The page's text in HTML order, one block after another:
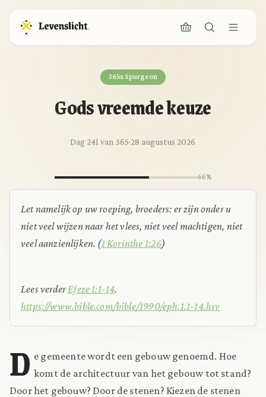
365x Spurgeon
Gods vreemde keuze
Dag 241 van 365·28 augustus 2026
66%
Let namelijk op uw roeping, broeders: er zijn onder u
niet veel wijzen naar het vlees, niet veel machtigen, niet
veel aanzienlijken. (1 Korinthe 1:26)
Lees verderEfeze 1:1-14.
https://www.bible.com/bible/1990/eph.1.1-14.hsv
D e gemeente wordt een gebouw genoemd. Hoe
komt de architectuur van het gebouw tot stand?
Door het gebouw? Door de stenen? Kiezen de stenen